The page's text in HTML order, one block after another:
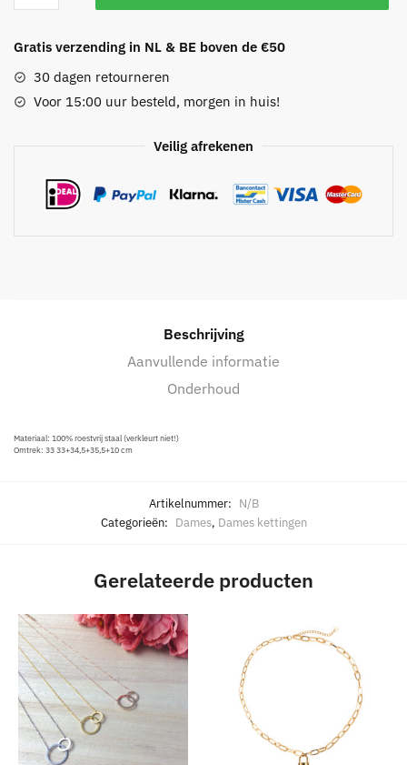
-
aantal
Gratis verzending in NL & BE boven de €50
30 dagen retourneren
Voor 15:00 uur besteld, morgen in huis!
Veilig afrekenen
Beschrijving
Aanvullende informatie
Onderhoud
Materiaal: 100% roestvrij staal (verkleurt niet!)
Omtrek: 33 33+34,5+35,5+10 cm
Artikelnummer: N/B
Categorieën: Dames, Dames kettingen
Gerelateerde producten